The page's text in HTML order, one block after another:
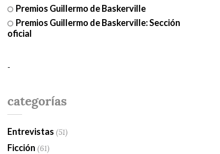
Premios Guillermo de Baskerville
Premios Guillermo de Baskerville: Sección
oficial
-
categorías
Entrevistas (51)
Ficción (61)